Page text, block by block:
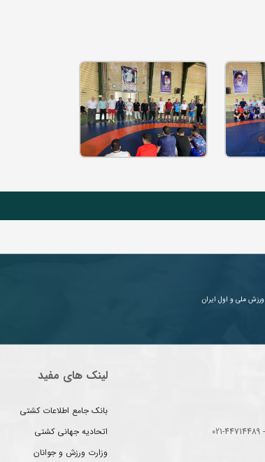
ورزش ملی و اول ایران
لینک های مفید
بانک جامع اطلاعات کشتی
اتحادیه جهانی کشتی
وزارت ورزش و جوانان